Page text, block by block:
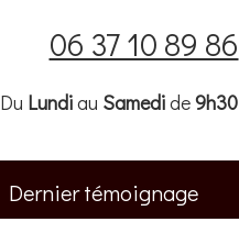
06 37 10 89 86
Du Lundiau Samedide9h30
Dernier témoignage